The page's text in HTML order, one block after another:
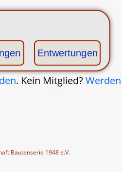
Entwertungen
. Kein Mitglied?
Bautenserie 1948 e.V.